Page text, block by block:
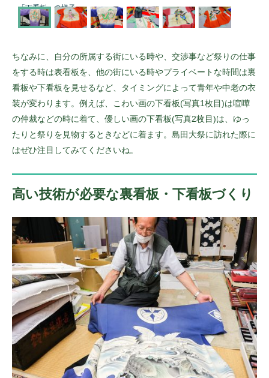
「下看板」の様子
ちなみに、自分の所属する街にいる時や、交渉事など祭りの仕事
をする時は表看板を、他の街にいる時やプライベートな時間は裏
看板や下看板を見せるなど、タイミングによって青年や中老の衣
装が変わります。例えば、こわい画の下看板(写真1枚目)は喧嘩
の仲裁などの時に着て、優しい画の下看板(写真2枚目)は、ゆっ
たりと祭りを見物するときなどに着ます。島田大祭に訪れた際に
はぜひ注目してみてくださいね。
高い技術が必要な裏看板・下看板づくり